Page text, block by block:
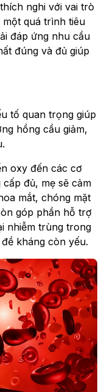
nghi với vai trò
một quá trình tiêu
đáp ứng nhu cầu
đúng và đủ giúp
tố quan trọng giúp
hồng cầu giảm,
oxy đến các cơ
đủ, mẹ sẽ cảm
mắt, chóng mặt
góp phần hỗ trợ
nhiễm trùng trong
kháng còn yếu.